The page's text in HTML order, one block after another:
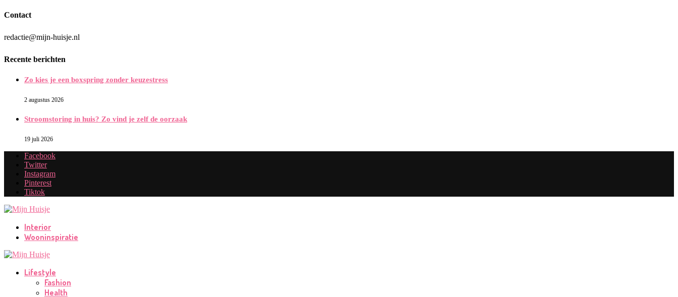
Contact
redactie@mijn-huisje.nl
Recente berichten
Zo kies je een boxspring zonder keuzestress
2 augustus 2026
Stroomstoring in huis? Zo vind je zelf de oorzaak
19 juli 2026
Facebook
Twitter
Instagram
Pinterest
Tiktok
Interior
Wooninspiratie
Lifestyle
Fashion
Health